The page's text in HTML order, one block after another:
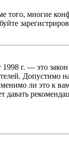
многие
г. — это
Допустимо
ли это к